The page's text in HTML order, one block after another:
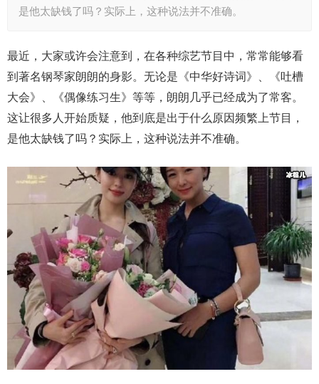
是他太缺钱了吗？实际上，这种说法并不准确。
最近，大家或许会注意到，在各种综艺节目中，常常能够看
到著名钢琴家朗朗的身影。无论是《中华好诗词》、《吐槽
大会》、《偶像练习生》等等，朗朗几乎已经成为了常客。
这让很多人开始质疑，他到底是出于什么原因频繁上节目，
是他太缺钱了吗？实际上，这种说法并不准确。